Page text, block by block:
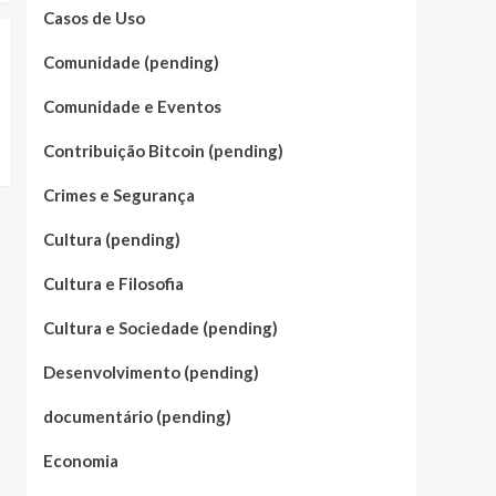
Casos de Uso
Comunidade (pending)
Comunidade e Eventos
Contribuição Bitcoin (pending)
Crimes e Segurança
Cultura (pending)
Cultura e Filosofia
Cultura e Sociedade (pending)
Desenvolvimento (pending)
documentário (pending)
Economia